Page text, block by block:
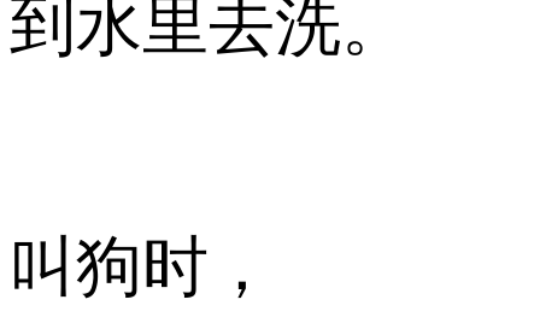
到水里去洗。
叫狗时，